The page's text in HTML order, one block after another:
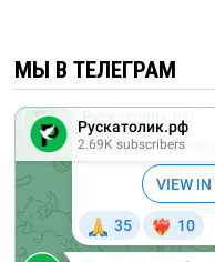
МЫ В ТЕЛЕГРАМ